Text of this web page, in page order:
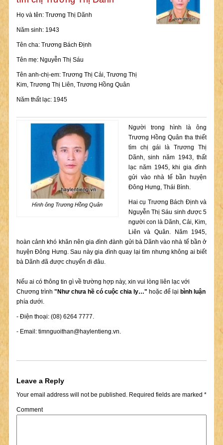
Họ và tên: Trương Thị Dãnh
Năm sinh: 1943
Tên cha: Trương Bách Định
Tên mẹ: Nguyễn Thị Sáu
Tên anh-chị-em: Trương Thị Cải, Trương Thị
Kim, Trương Thị Liên, Trương Hồng Quân
Năm thất lạc: 1945
Hình ông Trương Hồng Quân
Người trong hình là ông
Trương Hồng Quân tha thiết
tìm chị gái là Trương Thị
Dãnh, sinh năm 1943, thất
lạc năm 1945, khi gia đình
gửi vào nhà tế bần huyện
Đông Hưng, Thái Bình.
Hai cụ Trương Bách Định và
Nguyễn Thị Sáu sinh được 5
người con là Dãnh, Cải, Kim,
Liên và Quân. Năm 1945,
hoàn cảnh khó khăn nên gia đình đành gửi bà Dãnh vào nhà tế bần ở
huyện Đông Hưng. Sau này gia đình quay lại tìm nhưng không ai biết
bà Dãnh đã được chuyển đi đâu.
Nếu ai có thông tin gì về trường hợp này, xin vui lòng liên lạc với
Chương trình "Như chưa hề có cuộc chia ly…" hoặc để lại bình luận
phía dưới.
- Điện thoại: (08) 6264 7777.
- Email: timnguoithan@haylentieng.vn.
Leave a Reply
Your email address will not be published.Required fields are marked *
Comment